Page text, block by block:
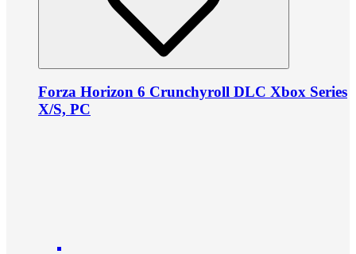
Forza Horizon 6 Crunchyroll DLC Xbox Series
X/S, PC